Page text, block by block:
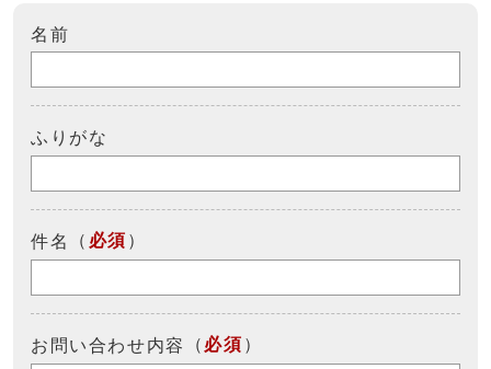
名前
ふりがな
件名 （ 必須 ）
お問い合わせ内容 （ 必須 ）